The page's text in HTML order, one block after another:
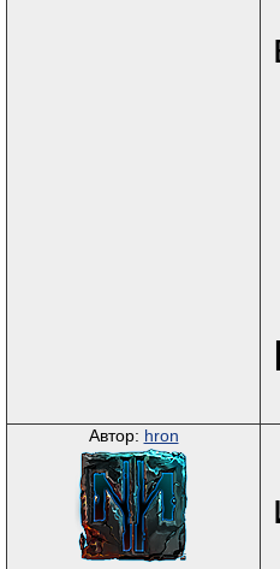
Автор: hron